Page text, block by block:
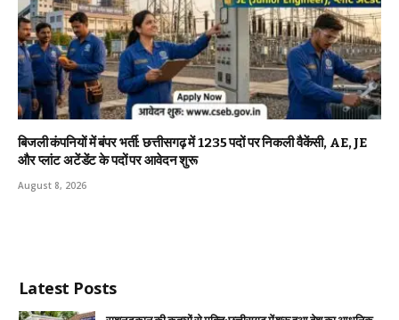
बिजली कंपनियों में बंपर भर्ती: छत्तीसगढ़ में 1235 पदों पर निकली वैकेंसी, AE, JE
और प्लांट अटेंडेंट के पदों पर आवेदन शुरू
August 8, 2026
Latest Posts